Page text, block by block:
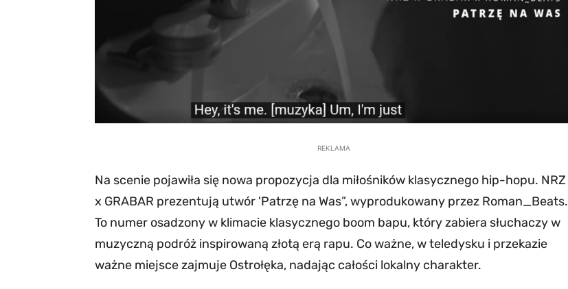
REKLAMA
Na scenie pojawiła się nowa propozycja dla miłośników klasycznego hip-hopu. NRZ
x GRABAR prezentują utwór 'Patrzę na Was”, wyprodukowany przez Roman_Beats.
To numer osadzony w klimacie klasycznego boom bapu, który zabiera słuchaczy w
muzyczną podróż inspirowaną złotą erą rapu. Co ważne, w teledysku i przekazie
ważne miejsce zajmuje Ostrołęka, nadając całości lokalny charakter.